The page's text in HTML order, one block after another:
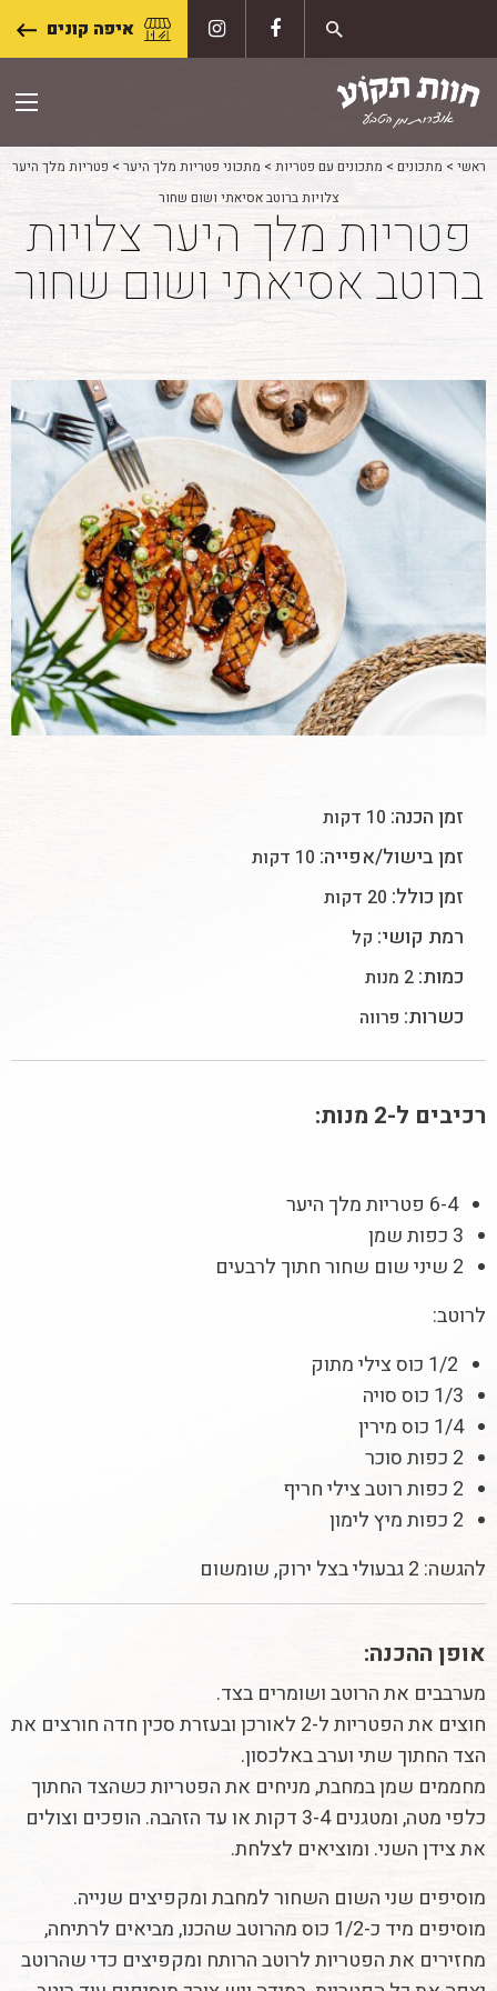
content
איפה קונים
ראשי > מתכונים > מתכונים עם פטריות > מתכוני פטריות מלך היער > פטריות מלך היער
צלויות ברוטב אסיאתי ושום שחור
פטריות מלך היער צלויות
ברוטב אסיאתי ושום שחור
זמן הכנה: 10 דקות
זמן בישול/אפייה: 10 דקות
זמן כולל: 20 דקות
רמת קושי: קל
כמות: 2 מנות
כשרות: פרווה
רכיבים ל-2 מנות:
6-4 פטריות מלך היער
3 כפות שמן
2 שיני שום שחור חתוך לרבעים
לרוטב:
1/2 כוס צילי מתוק
1/3 כוס סויה
1/4 כוס מירין
2 כפות סוכר
2 כפות רוטב צילי חריף
2 כפות מיץ לימון
להגשה: 2 גבעולי בצל ירוק, שומשום
אופן ההכנה:
מערבבים את הרוטב ושומרים בצד.
חוצים את הפטריות ל-2 לאורכן ובעזרת סכין חדה חורצים את
הצד החתוך שתי וערב באלכסון.
מחממים שמן במחבת, מניחים את הפטריות כשהצד החתוך
כלפי מטה, ומטגנים 3-4 דקות או עד הזהבה. הופכים וצולים
את צידן השני. ומוציאים לצלחת.
מוסיפים שני השום השחור למחבת ומקפיצים שנייה.
מוסיפים מיד כ-1/2 כוס מהרוטב שהכנו, מביאים לרתיחה,
מחזירים את הפטריות לרוטב הרותח ומקפיצים כדי שהרוטב